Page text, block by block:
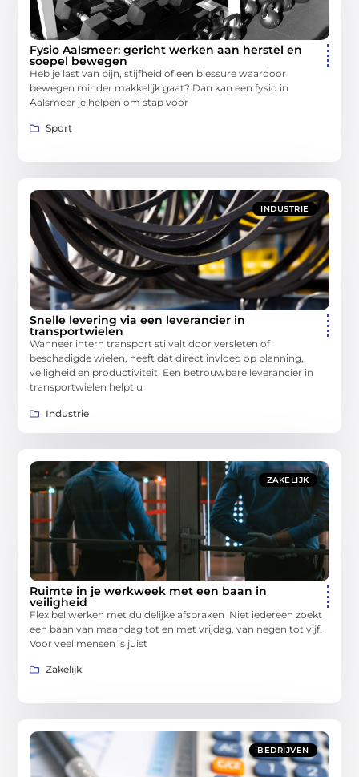
Fysio Aalsmeer: gericht werken aan herstel en
soepel bewegen
Heb je last van pijn, stijfheid of een blessure waardoor
bewegen minder makkelijk gaat? Dan kan een fysio in
Aalsmeer je helpen om stap voor
Sport
INDUSTRIE
Snelle levering via een leverancier in
transportwielen
Wanneer intern transport stilvalt door versleten of
beschadigde wielen, heeft dat direct invloed op planning,
veiligheid en productiviteit. Een betrouwbare leverancier in
transportwielen helpt u
Industrie
ZAKELIJK
Ruimte in je werkweek met een baan in
veiligheid
Flexibel werken met duidelijke afspraken Niet iedereen zoekt
een baan van maandag tot en met vrijdag, van negen tot vijf.
Voor veel mensen is juist
Zakelijk
BEDRIJVEN